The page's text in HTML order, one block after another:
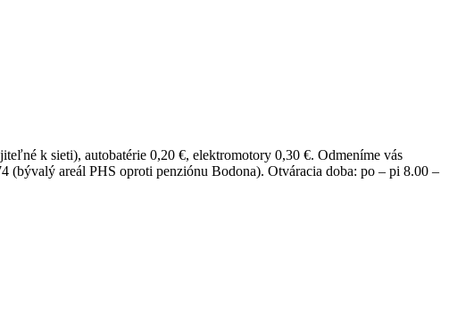
k sieti), autobatérie 0,20 €, elektromotory 0,30 €. Odmeníme vás
areál PHS oproti penziónu Bodona). Otváracia doba: po – pi 8.00 –